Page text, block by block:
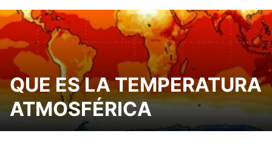
QUE ES LA TEMPERATURA
ATMOSFÉRICA